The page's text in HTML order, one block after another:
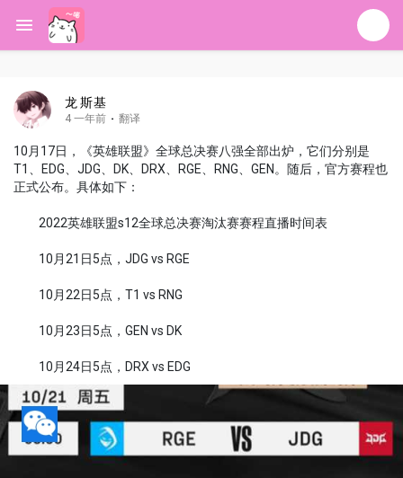
龙 斯基
4 一年前 · 翻译
10月17日，《英雄联盟》全球总决赛八强全部出炉，它们分别是
T1、EDG、JDG、DK、DRX、RGE、RNG、GEN。随后，官方赛程也
正式公布。具体如下：
2022英雄联盟s12全球总决赛淘汰赛赛程直播时间表
10月21日5点，JDG vs RGE
10月22日5点，T1 vs RNG
10月23日5点，GEN vs DK
10月24日5点，DRX vs EDG